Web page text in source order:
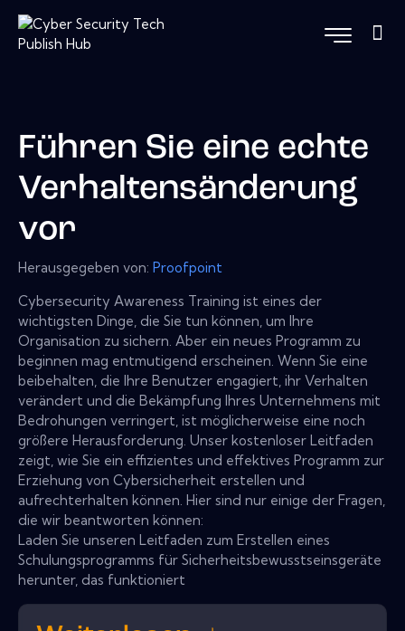
Führen Sie eine echte
Verhaltensänderung
vor
Herausgegeben von: Proofpoint
Cybersecurity Awareness Training ist eines der
wichtigsten Dinge, die Sie tun können, um Ihre
Organisation zu sichern. Aber ein neues Programm zu
beginnen mag entmutigend erscheinen. Wenn Sie eine
beibehalten, die Ihre Benutzer engagiert, ihr Verhalten
verändert und die Bekämpfung Ihres Unternehmens mit
Bedrohungen verringert, ist möglicherweise eine noch
größere Herausforderung. Unser kostenloser Leitfaden
zeigt, wie Sie ein effizientes und effektives Programm zur
Erziehung von Cybersicherheit erstellen und
aufrechterhalten können. Hier sind nur einige der Fragen,
die wir beantworten können:
Laden Sie unseren Leitfaden zum Erstellen eines
Schulungsprogramms für Sicherheitsbewusstseinsgeräte
herunter, das funktioniert